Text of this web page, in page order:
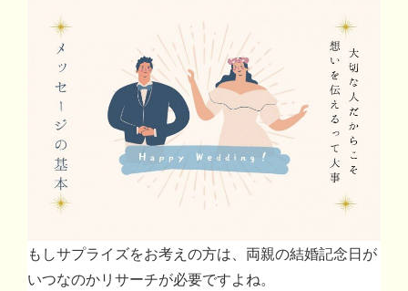
もしサプライズをお考えの方は、両親の結婚記念日が
いつなのかリサーチが必要ですよね。